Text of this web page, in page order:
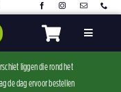
Toggle
liggen die rond het
de dag ervoor bestellen